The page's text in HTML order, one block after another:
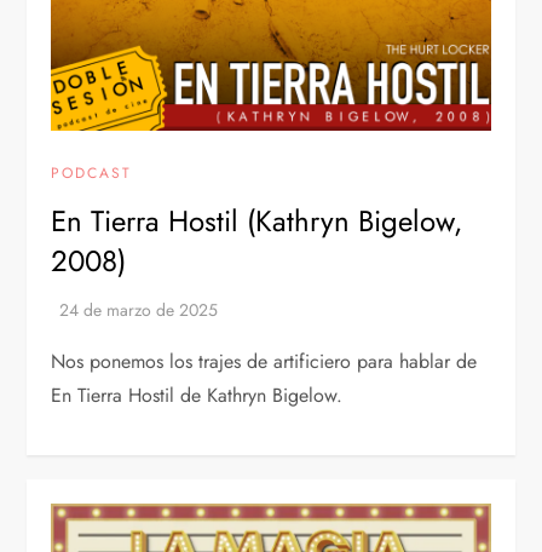
PODCAST
En Tierra Hostil (Kathryn Bigelow,
2008)
Nos ponemos los trajes de artificiero para hablar de
En Tierra Hostil de Kathryn Bigelow.